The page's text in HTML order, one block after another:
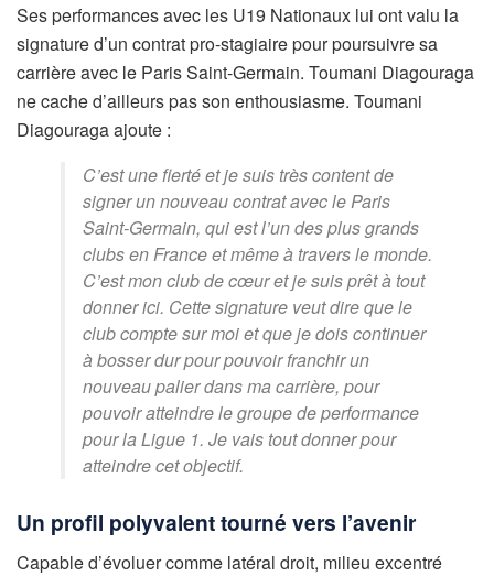
Ses performances avec les U19 Nationaux lui ont valu la
signature d’un contrat pro-stagiaire pour poursuivre sa
carrière avec le Paris Saint-Germain. Toumani Diagouraga
ne cache d’ailleurs pas son enthousiasme. Toumani
Diagouraga ajoute :
C’est une fierté et je suis très content de
signer un nouveau contrat avec le Paris
Saint-Germain, qui est l’un des plus grands
clubs en France et même à travers le monde.
C’est mon club de cœur et je suis prêt à tout
donner ici. Cette signature veut dire que le
club compte sur moi et que je dois continuer
à bosser dur pour pouvoir franchir un
nouveau palier dans ma carrière, pour
pouvoir atteindre le groupe de performance
pour la Ligue 1. Je vais tout donner pour
atteindre cet objectif.
Un profil polyvalent tourné vers l’avenir
Capable d’évoluer comme latéral droit, milieu excentré